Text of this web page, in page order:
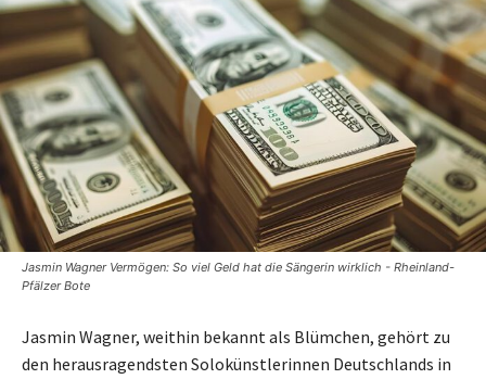
Jasmin Wagner Vermögen: So viel Geld hat die Sängerin wirklich - Rheinland-
Pfälzer Bote
Jasmin Wagner, weithin bekannt als Blümchen, gehört zu
den herausragendsten Solokünstlerinnen Deutschlands in